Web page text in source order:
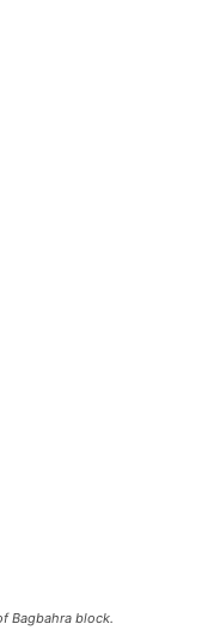
Bagbahra block.